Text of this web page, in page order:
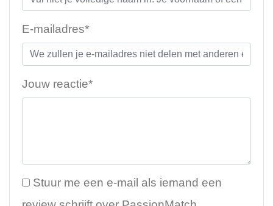
E-mailadres*
Jouw reactie*
Stuur me een e-mail als iemand een